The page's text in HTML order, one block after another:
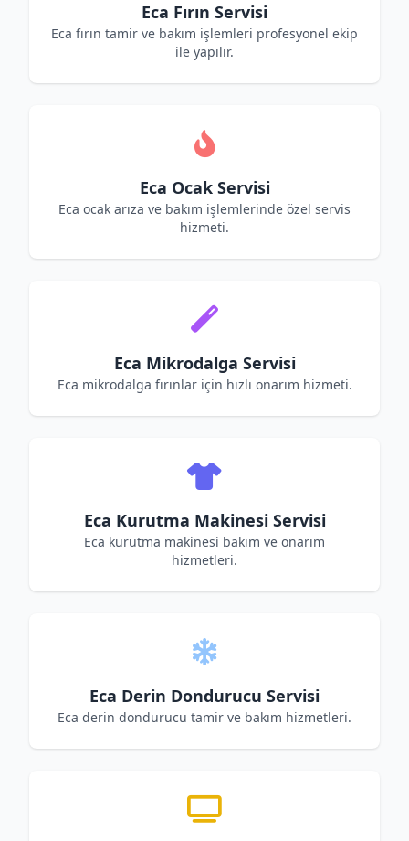
Eca Fırın Servisi
Eca fırın tamir ve bakım işlemleri profesyonel ekip
ile yapılır.
Eca Ocak Servisi
Eca ocak arıza ve bakım işlemlerinde özel servis
hizmeti.
Eca Mikrodalga Servisi
Eca mikrodalga fırınlar için hızlı onarım hizmeti.
Eca Kurutma Makinesi Servisi
Eca kurutma makinesi bakım ve onarım
hizmetleri.
Eca Derin Dondurucu Servisi
Eca derin dondurucu tamir ve bakım hizmetleri.